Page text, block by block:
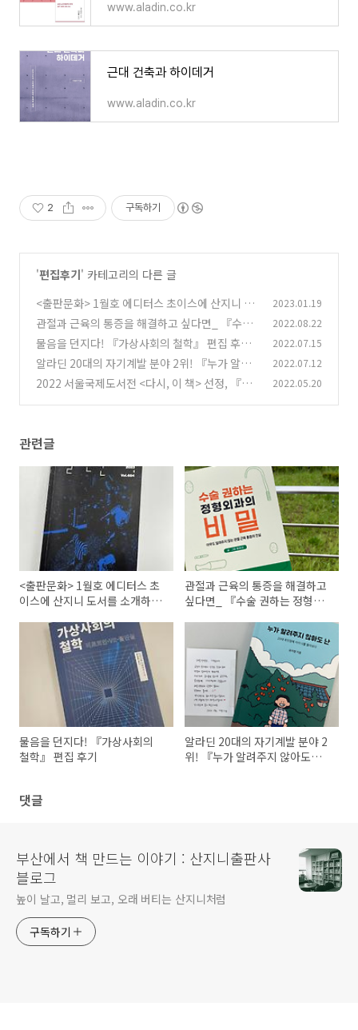
www.aladin.co.kr
근대 건축과 하이데거
www.aladin.co.kr
2 구독하기
'편집후기' 카테고리의 다른 글
<출판문화> 1월호 에디터스 초이스에 산지니 도
서를 소개하였습니다!
(2)
2023.01.19
관절과 근육의 통증을 해결하고 싶다면_ 『수술
권하는 정형외과의 비밀』 편집 후기
(0)
2022.08.22
물음을 던지다! 『가상사회의 철학』 편집 후기
(1)
2022.07.15
알라딘 20대의 자기계발 분야 2위! 『누가 알려
주지 않아도 난』 편집 후기
(0)
2022.07.12
2022 서울국제도서전 <다시, 이 책> 선정, 『나
2022.05.20
관련글
<출판문화> 1월호 에디터스 초
이스에 산지니 도서를 소개하였
관절과 근육의 통증을 해결하고
싶다면_ 『수술 권하는 정형외
물음을 던지다! 『가상사회의
철학』 편집 후기
알라딘 20대의 자기계발 분야 2
위! 『누가 알려주지 않아도
댓글
부산에서 책 만드는 이야기 : 산지니출판사
블로그
높이 날고, 멀리 보고, 오래 버티는 산지니처럼
구독하기